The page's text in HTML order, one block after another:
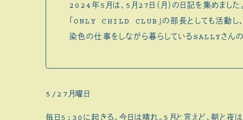
2024年5月は、5月27日（月）の日記を集めまし
「ONLY CHILD CLUB」の部長としても活動し
染色の仕事をしながら暮らしているSALLYさんの
5/27月曜日